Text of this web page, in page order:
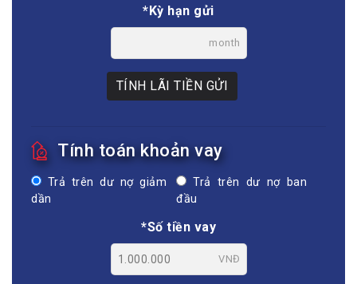
*Kỳ hạn gửi
month
TÍNH LÃI TIỀN GỬI
Tính toán khoản vay
Trả trên dư nợ giảm
dần
Trả trên dư nợ ban
đầu
*Số tiền vay
VNĐ